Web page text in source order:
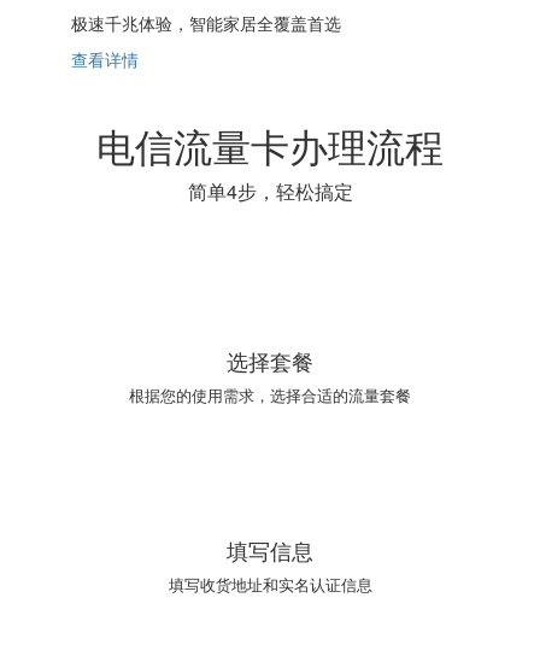
极速千兆体验，智能家居全覆盖首选
查看详情
电信流量卡办理流程
简单4步，轻松搞定
选择套餐
根据您的使用需求，选择合适的流量套餐
填写信息
填写收货地址和实名认证信息